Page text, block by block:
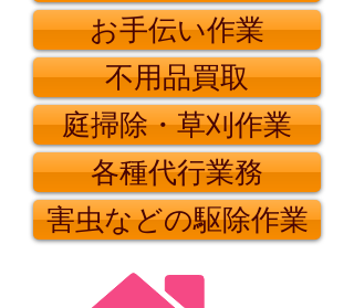
お手伝い作業
不用品買取
庭掃除・草刈作業
各種代行業務
害虫などの駆除作業